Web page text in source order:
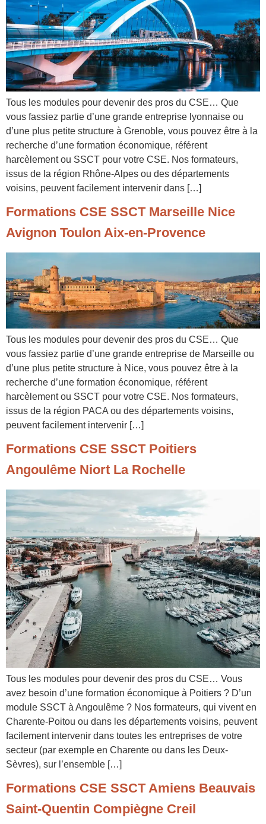
Tous les modules pour devenir des pros du CSE… Que
vous fassiez partie d’une grande entreprise lyonnaise ou
d’une plus petite structure à Grenoble, vous pouvez être à la
recherche d’une formation économique, référent
harcèlement ou SSCT pour votre CSE. Nos formateurs,
issus de la région Rhône-Alpes ou des départements
voisins, peuvent facilement intervenir dans […]
Formations CSE SSCT Marseille Nice
Avignon Toulon Aix-en-Provence
Tous les modules pour devenir des pros du CSE… Que
vous fassiez partie d’une grande entreprise de Marseille ou
d’une plus petite structure à Nice, vous pouvez être à la
recherche d’une formation économique, référent
harcèlement ou SSCT pour votre CSE. Nos formateurs,
issus de la région PACA ou des départements voisins,
peuvent facilement intervenir […]
Formations CSE SSCT Poitiers
Angoulême Niort La Rochelle
Tous les modules pour devenir des pros du CSE… Vous
avez besoin d’une formation économique à Poitiers ? D’un
module SSCT à Angoulême ? Nos formateurs, qui vivent en
Charente-Poitou ou dans les départements voisins, peuvent
facilement intervenir dans toutes les entreprises de votre
secteur (par exemple en Charente ou dans les Deux-
Sèvres), sur l’ensemble […]
Formations CSE SSCT Amiens Beauvais
Saint-Quentin Compiègne Creil